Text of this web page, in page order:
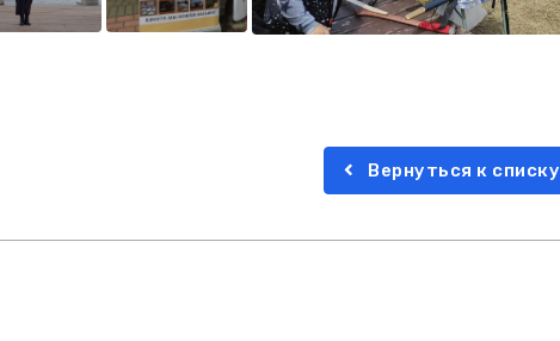
Вернуться к списку